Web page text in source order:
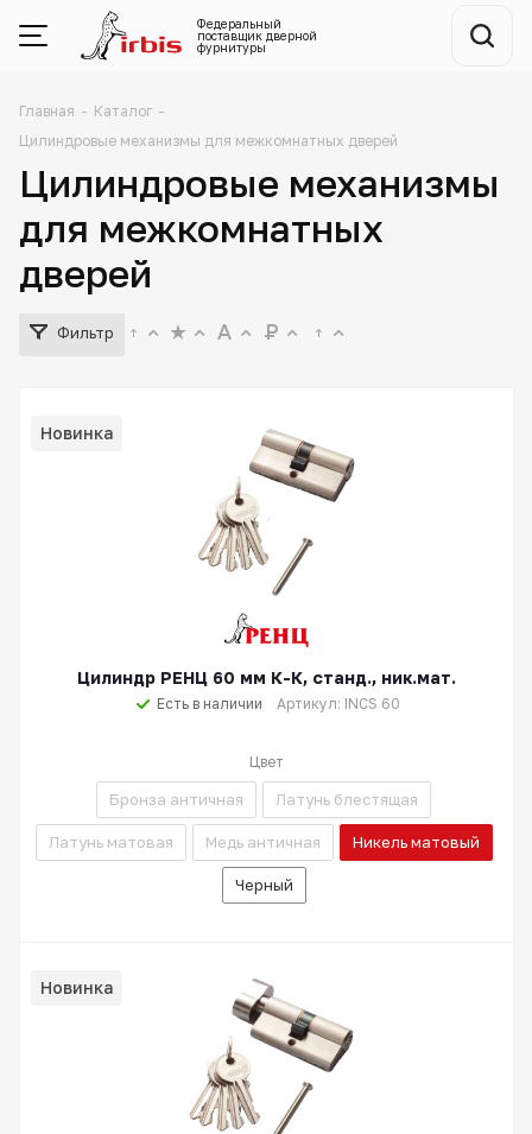
Федеральный
поставщик дверной
фурнитуры
Главная - Каталог -
Цилиндровые механизмы для межкомнатных дверей
Цилиндровые механизмы
для межкомнатных
дверей
Фильтр
Новинка
Цилиндр РЕНЦ 60 мм К-К, станд., ник.мат.
Есть в наличии Артикул: INCS 60
Цвет
Бронза античная Латунь блестящая
Латунь матовая Медь античная Никель матовый
Черный
Новинка